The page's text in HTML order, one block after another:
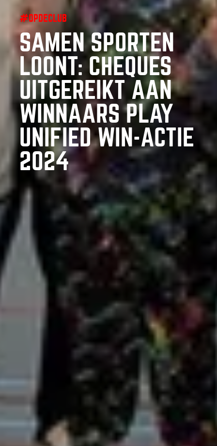
#OPDECLUB
SAMEN SPORTEN
LOONT: CHEQUES
UITGEREIKT AAN
WINNAARS PLAY
UNIFIED WIN-ACTIE
2024